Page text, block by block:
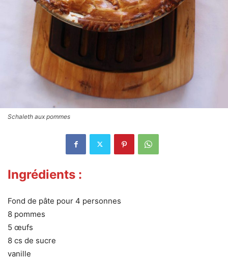
Schaleth aux pommes
Ingrédients :
Fond de pâte pour 4 personnes
8 pommes
5 œufs
8 cs de sucre
vanille